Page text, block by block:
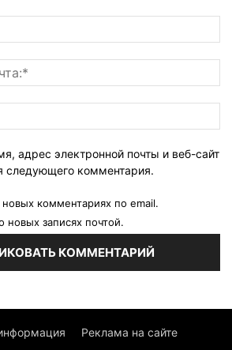
адрес электронной почты и веб-сайт
следующего комментария.
комментариях по email.
новых записях почтой.
Реклама на сайте